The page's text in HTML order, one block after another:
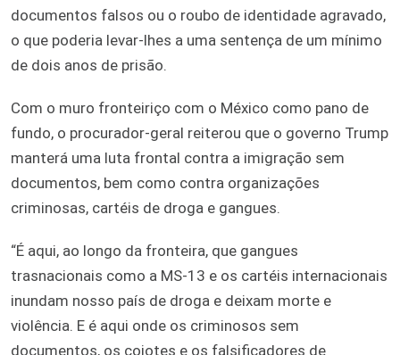
documentos falsos ou o roubo de identidade agravado,
o que poderia levar-lhes a uma sentença de um mínimo
de dois anos de prisão.
Com o muro fronteiriço com o México como pano de
fundo, o procurador-geral reiterou que o governo Trump
manterá uma luta frontal contra a imigração sem
documentos, bem como contra organizações
criminosas, cartéis de droga e gangues.
“É aqui, ao longo da fronteira, que gangues
trasnacionais como a MS-13 e os cartéis internacionais
inundam nosso país de droga e deixam morte e
violência. E é aqui onde os criminosos sem
documentos, os coiotes e os falsificadores de